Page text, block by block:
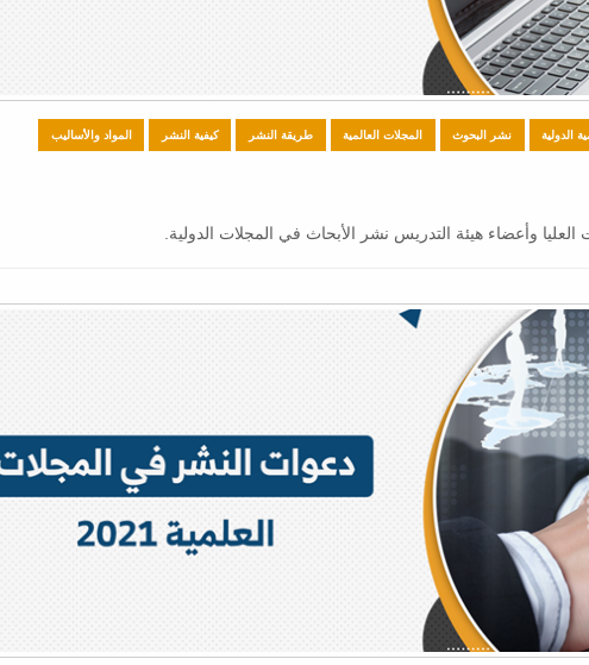
الدولية نشر البحوث المجلات العالمية طريقة النشر كيفية النشر المواد والأساليب
وأعضاء هيئة التدريس نشر الأبحاث في المجلات الدولية.